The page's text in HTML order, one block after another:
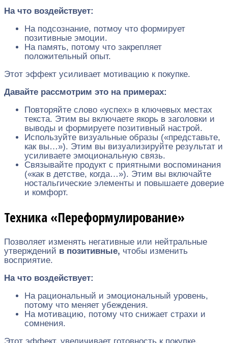
На что воздействует:
На подсознание, потмоу что формирует
позитивные эмоции.
На память, потому что закрепляет
положительный опыт.
Этот эффект усиливает мотивацию к покупке.
Давайте рассмотрим это на примерах:
Повторяйте слово «успех» в ключевых местах
текста. Этим вы включаете якорь в заголовки и
выводы и формируете позитивный настрой.
Используйте визуальные образы («представьте,
как вы…»). Этим вы визуализируйте результат и
усиливаете эмоциональную связь.
Связывайте продукт с приятными воспоминания
(«как в детстве, когда…»). Этим вы включайте
ностальгические элементы и повышаете доверие
и комфорт.
Техника «Переформулирование»
Позволяет изменять негативные или нейтральные
утверждений в позитивные, чтобы изменить
восприятие.
На что воздействует:
На рациональный и эмоциональный уровень,
потому что меняет убеждения.
На мотивацию, потому что снижает страхи и
сомнения.